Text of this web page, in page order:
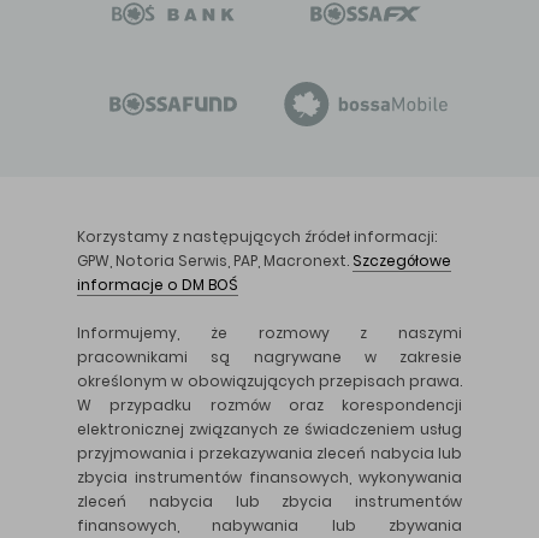
Korzystamy z następujących źródeł informacji:
GPW, Notoria Serwis, PAP, Macronext. Szczegółowe
informacje o DM BOŚ
Informujemy, że rozmowy z naszymi
pracownikami są nagrywane w zakresie
określonym w obowiązujących przepisach prawa.
W przypadku rozmów oraz korespondencji
elektronicznej związanych ze świadczeniem usług
przyjmowania i przekazywania zleceń nabycia lub
zbycia instrumentów finansowych, wykonywania
zleceń nabycia lub zbycia instrumentów
finansowych, nabywania lub zbywania